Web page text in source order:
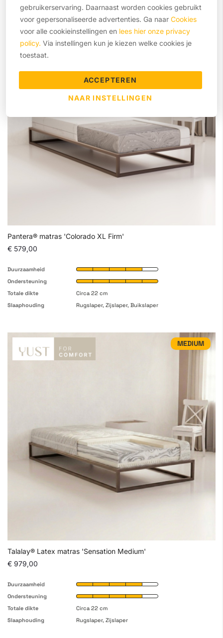
gebruikerservaring. Daarnaast worden cookies gebruikt
voor gepersonaliseerde advertenties. Ga naar Cookies
voor alle cookieinstellingen en lees hier onze privacy
policy. Via instellingen kun je kiezen welke cookies je
toestaat.
ACCEPTEREN
NAAR INSTELLINGEN
FIRM
Pantera® matras 'Colorado XL Firm'
€ 579,00
Duurzaamheid
Ondersteuning
Totale dikte
Circa 22 cm
Slaaphouding
Rugslaper, Zijslaper, Buikslaper
MEDIUM
Talalay® Latex matras 'Sensation Medium'
€ 979,00
Duurzaamheid
Ondersteuning
Totale dikte
Circa 22 cm
Slaaphouding
Rugslaper, Zijslaper